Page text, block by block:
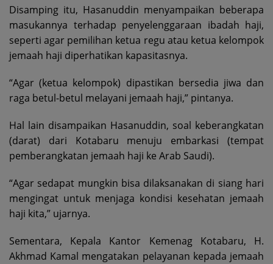
Disamping itu, Hasanuddin menyampaikan beberapa
masukannya terhadap penyelenggaraan ibadah haji,
seperti agar pemilihan ketua regu atau ketua kelompok
jemaah haji diperhatikan kapasitasnya.
“Agar (ketua kelompok) dipastikan bersedia jiwa dan
raga betul-betul melayani jemaah haji,” pintanya.
Hal lain disampaikan Hasanuddin, soal keberangkatan
(darat) dari Kotabaru menuju embarkasi (tempat
pemberangkatan jemaah haji ke Arab Saudi).
“Agar sedapat mungkin bisa dilaksanakan di siang hari
mengingat untuk menjaga kondisi kesehatan jemaah
haji kita,” ujarnya.
Sementara, Kepala Kantor Kemenag Kotabaru, H.
Akhmad Kamal mengatakan pelayanan kepada jemaah